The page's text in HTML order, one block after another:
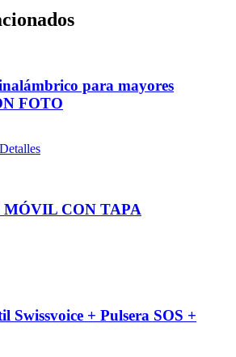
para mayores
FOTO
Detalles
CON TAPA
Swissvoice + Pulsera SOS +